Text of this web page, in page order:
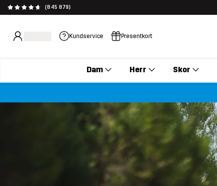
(845 879)
Kundservice Presentkort
Dam Herr Skor